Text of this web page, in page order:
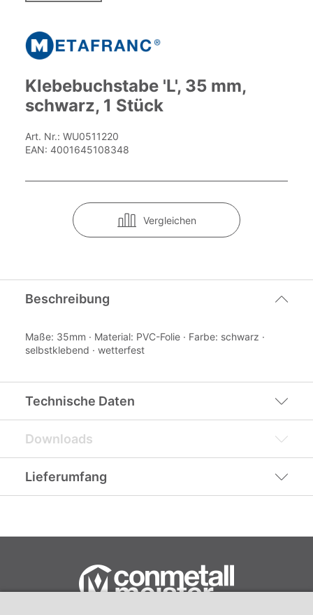
der
Bildgalerie
springen
Klebebuchstabe 'L', 35 mm,
schwarz, 1 Stück
Art. Nr.: WU0511220
EAN: 4001645108348
Vergleichen
Beschreibung
Maße: 35mm · Material: PVC-Folie · Farbe: schwarz ·
selbstklebend · wetterfest
Technische Daten
Downloads
Lieferumfang